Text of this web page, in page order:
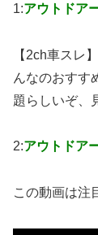
1:アウトドア
【2ch車スレ
んなのおすす
題らしいぞ、
2:アウトドア
この動画は注